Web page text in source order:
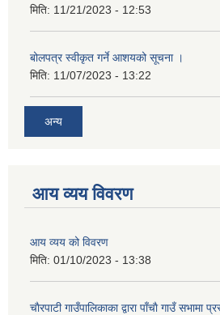
मिति: 11/21/2023 - 12:53
बोलपत्र स्वीकृत गर्ने आशयको सूचना ।
मिति: 11/07/2023 - 13:22
अन्य
आय व्यय विवरण
आय व्यय को विवरण
मिति: 01/10/2023 - 13:38
चाैरपाटी गाउँपालिकाका द्वारा पाँचाै गाउँ